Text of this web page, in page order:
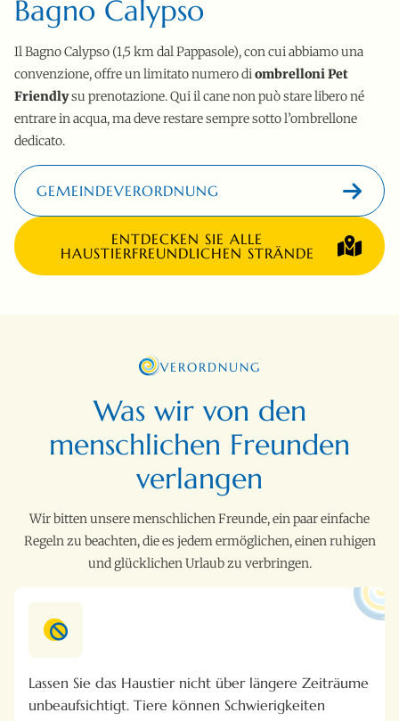
Bagno Calypso
Il Bagno Calypso (1,5 km dal Pappasole), con cui abbiamo una
convenzione, offre un limitato numero di ombrelloni Pet
Friendlysu prenotazione. Qui il cane non può stare libero né
entrare in acqua, ma deve restare sempre sotto l’ombrellone
dedicato.
GEMEINDEVERORDNUNG
ENTDECKEN SIE ALLE
HAUSTIERFREUNDLICHEN STRÄNDE
Was wir von den
menschlichen Freunden
verlangen
VERORDNUNG
Wir bitten unsere menschlichen Freunde, ein paar einfache
Regeln zu beachten, die es jedem ermöglichen, einen ruhigen
und glücklichen Urlaub zu verbringen.
Lassen Sie das Haustier nicht über längere Zeiträume
unbeaufsichtigt. Tiere können Schwierigkeiten